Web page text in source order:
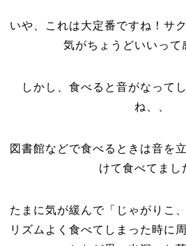
いや、これは大定番ですね！サ
気がちょうどいいって
しかし、食べると音がなって
ね、、
図書館などで食べるときは音を
けて食べてまし
たまに気が緩んで「じゃがりこ
リズムよく食べてしまった時に